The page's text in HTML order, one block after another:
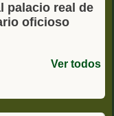
palacio real de
oficioso
Ver todos